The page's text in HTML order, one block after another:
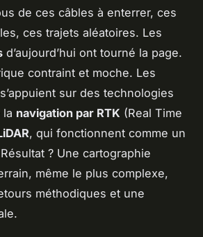
de ces câbles à enterrer, ces
ces trajets aléatoires. Les
d’aujourd’hui ont tourné la page.
contraint et moche. Les
sur des technologies
la navigation par RTK (Real Time
, qui fonctionnent comme un
? Une cartographie
même le plus complexe,
méthodiques et une